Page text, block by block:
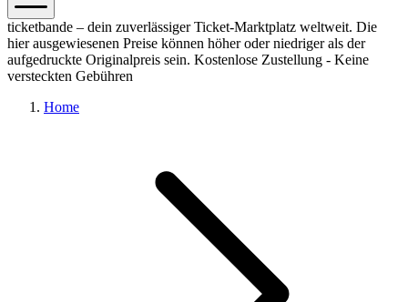
ticketbande – dein zuverlässiger Ticket-Marktplatz weltweit. Die
hier ausgewiesenen Preise können höher oder niedriger als der
aufgedruckte Originalpreis sein. Kostenlose Zustellung - Keine
versteckten Gebühren
Home